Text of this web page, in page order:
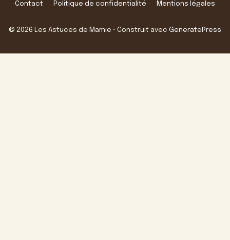
Contact Politique de confidentialité Mentions légales
© 2026 Les Astuces de Mamie • Construit avec GeneratePress